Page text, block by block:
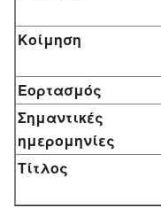
Κοίμηση
Εορτασμός
Σημαντικές
ημερομηνίες
Τίτλος